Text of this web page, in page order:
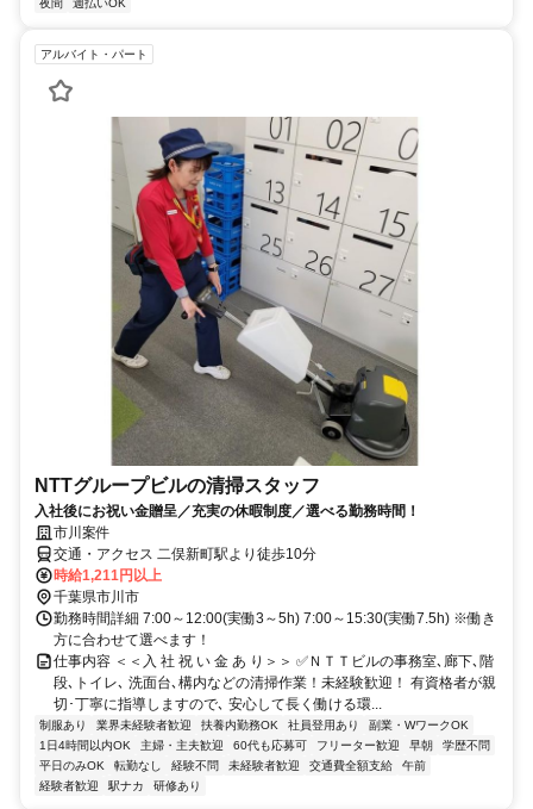
夜間 週払いOK
アルバイト・パート
NTTグループビルの清掃スタッフ
入社後にお祝い金贈呈／充実の休暇制度／選べる勤務時間！
市川案件
交通・アクセス 二俣新町駅より徒歩10分
時給1,211円以上
千葉県市川市
勤務時間詳細 7:00～12:00(実働3～5h) 7:00～15:30(実働7.5h) ※働き
方に合わせて選べます！
仕事内容 ＜＜入 社 祝 い 金 あ り＞＞ ✅ＮＴＴビルの事務室､廊下､階
段､トイレ､ 洗面台､構内などの清掃作業！未経験歓迎！ 有資格者が親
切･丁寧に指導しますので､ 安心して長く働ける環...
制服あり 業界未経験者歓迎 扶養内勤務OK 社員登用あり
副業・WワークOK
1日4時間以内OK
主婦・主夫歓迎 60代も応募可 フリーター歓迎 早朝
学歴不問
平日のみOK
転勤なし 経験不問 未経験者歓迎 交通費全額支給
午前
経験者歓迎
駅ナカ 研修あり